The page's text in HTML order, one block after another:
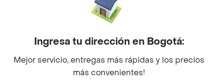
Facebook
Twitter
Instagram
Rappi Inc. All rights reserved.
Ingresa tu dirección en Bogotá:
Mejor servicio, entregas más rápidas y los precios
más convenientes!